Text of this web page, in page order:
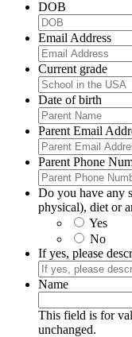
DOB
Email Address
Current grade
Date of birth
Parent Email
Parent Phone
Do you have any
physical), diet or
Yes
No
If yes, please
Name
This field is for
unchanged.